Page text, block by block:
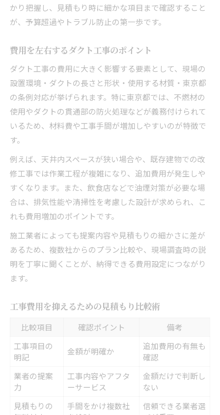
かり把握し、見積もり時に細かな項目まで確認すること
が、予算超過やトラブル防止の第一歩です。
費用を左右するダクト工事のポイント
ダクト工事の費用に大きく影響する要素として、現場の
設置環境・ダクトの長さと形状・使用する材質・東京都
の条例対応が挙げられます。特に東京都では、不燃材の
使用やダクトの貫通部の防火処理などが義務付けられて
いるため、材料費や工事手間が増加しやすいのが特徴で
す。
例えば、天井内スペースが狭い場合や、既存建物での改
修工事では作業工程が複雑になり、追加費用が発生しや
すくなります。また、飲食店などで油煙対策が必要な場
合は、排気性能や清掃性を考慮した設計が求められ、こ
れも費用増加のポイントです。
施工業者によっても提案内容や見積もりの細かさに差が
あるため、複数社からのプラン比較や、現場調査時の説
明を丁寧に聞くことが、納得できる費用設定につながり
ます。
工事費用を抑えるための見積もり比較術
比較項目 確認ポイント
備考
工事項目の
明記
金額が明確か
追加費用の有無も
確認
業者の提案
力
工事内容やアフタ
ーサービス
金額だけで判断し
ない
見積もりの
手間をかけ複数社
信頼できる業者選